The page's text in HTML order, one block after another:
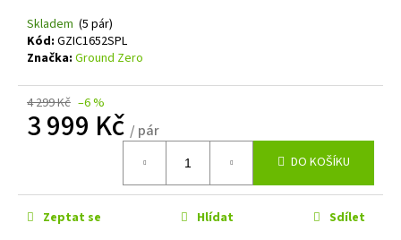
Skladem (5 pár)
Kód: GZIC1652SPL
Značka: Ground Zero
4 299 Kč –6 %
3 999 Kč / pár
DO KOŠÍKU
Zeptat se Hlídat Sdílet
D
o
o
u
m